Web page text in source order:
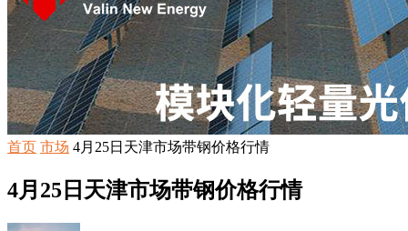
首页 市场 4月25日天津市场带钢价格行情
4月25日天津市场带钢价格行情